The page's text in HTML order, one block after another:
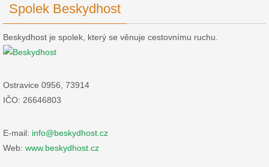
Spolek Beskydhost
Beskydhost je spolek, který se věnuje cestovnímu ruchu.
Ostravice 0956, 73914
IČO: 26646803
E-mail: info@beskydhost.cz
Web: www.beskydhost.cz